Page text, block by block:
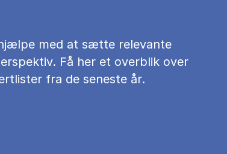
med at sætte relevante
Få her et overblik over
fra de seneste år.